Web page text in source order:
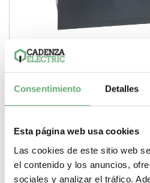
Consentimiento Detalles
Esta página web usa cookies
Las cookies de este sitio web
el contenido y los anuncios,
sociales y analizar el tráfico.
para NG125 y Vigi NG125 ref.
46,75€24,41€
19077 Precio: 17,76€ - Oferta con un
Pasos de 9mm (medio modulo)11
-